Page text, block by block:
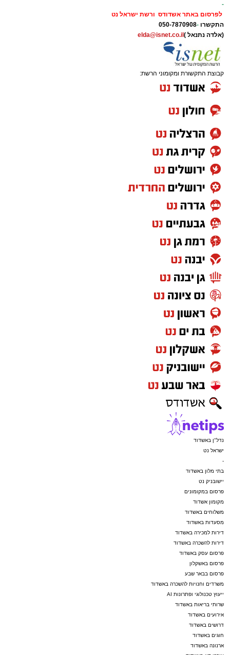
-
לפרסום באתר אשדודס ורשת ישראל נט
התקשרו -
050-7870908
(אלדה נתנאל ) elda@isnet.co.il
קבוצת התקשורת ומקומוני הרשת:
נדל"ן באשדוד
ישראל נט
-
בתי מלון באשדוד
יישובניק נט
פרסום במקומונים
מקומון אשדוד
משלוחים באשדוד
מסעדות באשדוד
דירות למכירה באשדוד
דירות להשכרה באשדוד
פרסום עסק באשדוד
פרסום באשקלון
פרסום בבאר שבע
משרדים וחנויות להשכרה באשדוד
ייעוץ טכנולוגי ופתרונות AI
שרותי בריאות באשדוד
אירועים באשדוד
דרושים באשדוד
חוגים באשדוד
ארנונה באשדוד